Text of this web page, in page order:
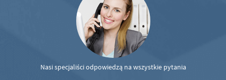
Nasi specjaliści odpowiedzą na wszystkie pytania